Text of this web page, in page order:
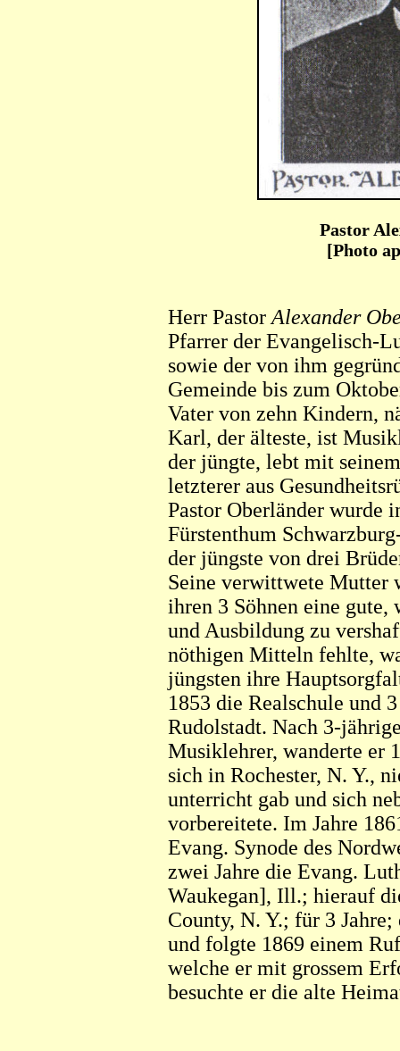
Pastor
[Photo
Herr Pastor Alexander
Pfarrer der Evangelisch-
sowie der von ihm
Gemeinde bis zum
Vater von zehn Kindern,
Karl, der älteste, ist
der jüngte, lebt mit
letzterer aus
Pastor Oberländer wurde
Fürstenthum
der jüngste von drei
Seine verwittwete Mutter
ihren 3 Söhnen eine
und Ausbildung zu
nöthigen Mitteln fehlte,
jüngsten ihre
1853 die Realschule und
Rudolstadt. Nach 3-
Musiklehrer, wanderte er
sich in Rochester, N. Y.,
unterricht gab und sich
vorbereitete. Im Jahre
Evang. Synode des
zwei Jahre die Evang.
Waukegan], Ill.; hierauf
County, N. Y.; für 3
und folgte 1869 einem
welche er mit grossem
besuchte er die alte